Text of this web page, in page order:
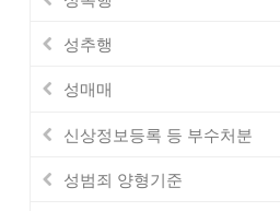
성추행
성매매
신상정보등록 등 부수처분
성범죄 양형기준